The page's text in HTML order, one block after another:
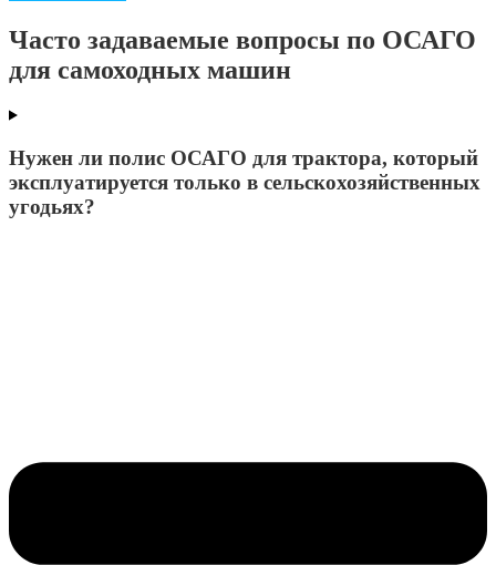
Часто задаваемые вопросы по ОСАГО
для самоходных машин
Нужен ли полис ОСАГО для трактора, который
эксплуатируется только в сельскохозяйственных
угодьях?